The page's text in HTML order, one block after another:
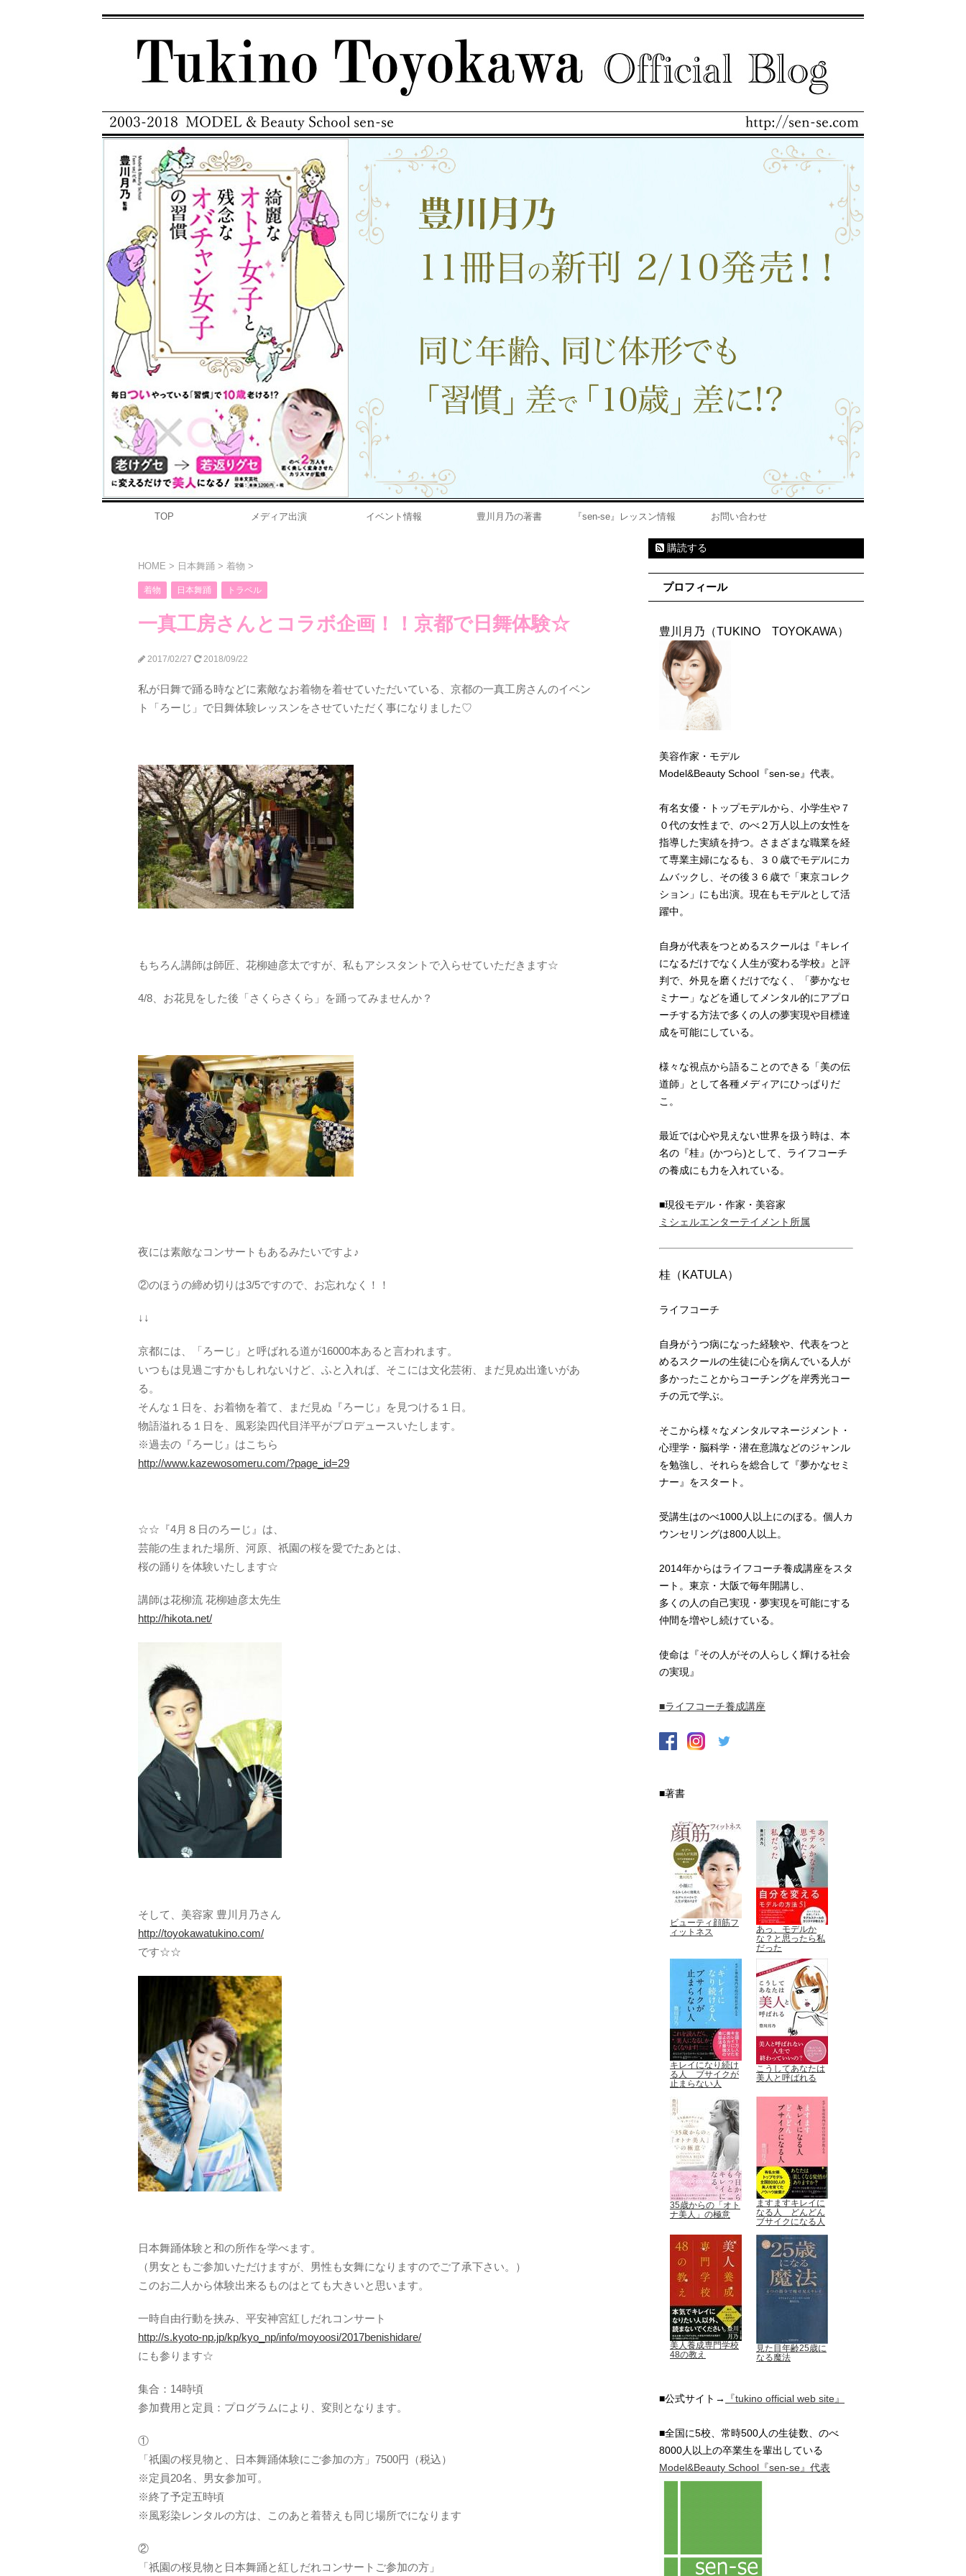
TOP メディア出演 イベント情報 豊川月乃の著書 『sen-se』レッスン情報 お問い合わせ
HOME > 日本舞踊 > 着物 >
着物 日本舞踊 トラベル
一真工房さんとコラボ企画！！京都で日舞体験☆
2017/02/27 2018/09/22
私が日舞で踊る時などに素敵なお着物を着せていただいている、京都の一真工房さんのイベン
ト「ろーじ」で日舞体験レッスンをさせていただく事になりました♡
もちろん講師は師匠、花柳廸彦太ですが、私もアシスタントで入らせていただきます☆
4/8、お花見をした後「さくらさくら」を踊ってみませんか？
夜には素敵なコンサートもあるみたいですよ♪
②のほうの締め切りは3/5ですので、お忘れなく！！
↓↓
京都には、「ろーじ」と呼ばれる道が16000本あると言われます。
いつもは見過ごすかもしれないけど、ふと入れば、そこには文化芸術、まだ見ぬ出逢いがあ
る。
そんな１日を、お着物を着て、まだ見ぬ『ろーじ』を見つける１日。
物語溢れる１日を、風彩染四代目洋平がプロデュースいたします。
※過去の『ろーじ』はこちら
http://www.kazewosomeru.com/?page_id=29
☆☆『4月８日のろーじ』は、
芸能の生まれた場所、河原、祇園の桜を愛でたあとは、
桜の踊りを体験いたします☆
講師は花柳流 花柳廸彦太先生
http://hikota.net/
そして、美容家 豊川月乃さん
http://toyokawatukino.com/
です☆☆
日本舞踊体験と和の所作を学べます。
（男女ともご参加いただけますが、男性も女舞になりますのでご了承下さい。）
このお二人から体験出来るものはとても大きいと思います。
一時自由行動を挟み、平安神宮紅しだれコンサート
http://s.kyoto-np.jp/kp/kyo_np/info/moyoosi/2017benishidare/
にも参ります☆
集合：14時頃
参加費用と定員：プログラムにより、変則となります。
①
「祇園の桜見物と、日本舞踊体験にご参加の方」7500円（税込）
※定員20名、男女参加可。
※終了予定五時頃
※風彩染レンタルの方は、このあと着替えも同じ場所でになります
②
「祇園の桜見物と日本舞踊と紅しだれコンサートご参加の方」
購読する
プロフィール
豊川月乃（TUKINO TOYOKAWA）
美容作家・モデル
Model&Beauty School『sen-se』代表。
有名女優・トップモデルから、小学生や７
０代の女性まで、のべ２万人以上の女性を
指導した実績を持つ。さまざまな職業を経
て専業主婦になるも、３０歳でモデルにカ
ムバックし、その後３６歳で「東京コレク
ション」にも出演。現在もモデルとして活
躍中。
自身が代表をつとめるスクールは『キレイ
になるだけでなく人生が変わる学校』と評
判で、外見を磨くだけでなく、「夢かなセ
ミナー」などを通してメンタル的にアプロ
ーチする方法で多くの人の夢実現や目標達
成を可能にしている。
様々な視点から語ることのできる「美の伝
道師」として各種メディアにひっぱりだ
こ。
最近では心や見えない世界を扱う時は、本
名の『桂』(かつら)として、ライフコーチ
の養成にも力を入れている。
■現役モデル・作家・美容家
ミシェルエンターテイメント所属
桂（KATULA）
ライフコーチ
自身がうつ病になった経験や、代表をつと
めるスクールの生徒に心を病んでいる人が
多かったことからコーチングを岸秀光コー
チの元で学ぶ。
そこから様々なメンタルマネージメント・
心理学・脳科学・潜在意識などのジャンル
を勉強し、それらを総合して『夢かなセミ
ナー』をスタート。
受講生はのべ1000人以上にのぼる。個人カ
ウンセリングは800人以上。
2014年からはライフコーチ養成講座をスタ
ート。東京・大阪で毎年開講し、
多くの人の自己実現・夢実現を可能にする
仲間を増やし続けている。
使命は『その人がその人らしく輝ける社会
の実現』
■ライフコーチ養成講座
■著書
ビューティ顔筋フ
ィットネス
あっ、モデルか
な？と思ったら私
だった
キレイになり続け
る人 ブサイクが
止まらない人
こうしてあなたは
美人と呼ばれる
35歳からの「オト
ナ美人」の極意
ますますキレイに
なる人 どんどん
ブサイクになる人
美人養成専門学校
48の教え
見た目年齢25歳に
なる魔法
■公式サイト→ 『tukino official web site』
■全国に5校、常時500人の生徒数、のべ
8000人以上の卒業生を輩出している
Model&Beauty School『sen-se』代表